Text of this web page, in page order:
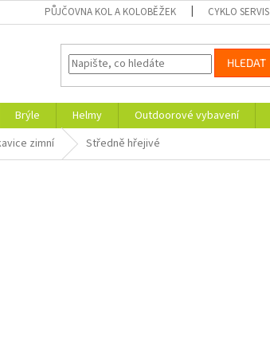
PŮJČOVNA KOL A KOLOBĚŽEK CYKLO SERVIS
HLEDAT
Brýle Helmy Outdoorové vybavení
zimní Středně hřejivé